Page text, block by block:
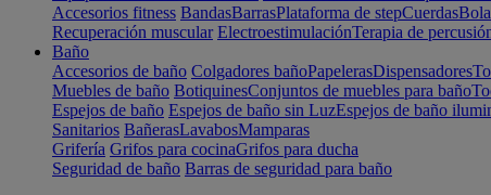
Accesorios fitness BandasBarrasPlataforma de stepCuerdas
Recuperación muscular ElectroestimulaciónTerapia de
Baño
Accesorios de baño Colgadores bañoPapelerasDispensadores
Muebles de baño BotiquinesConjuntos de muebles para baño
Espejos de baño Espejos de baño sin LuzEspejos de baño
Sanitarios BañerasLavabosMamparas
Grifería Grifos para cocinaGrifos para ducha
Seguridad de baño Barras de seguridad para baño